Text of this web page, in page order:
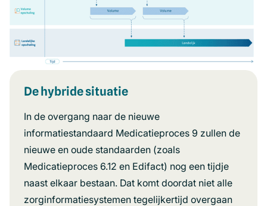
De hybride situatie
In de overgang naar de nieuwe
informatiestandaard Medicatieproces 9 zullen de
nieuwe en oude standaarden (zoals
Medicatieproces 6.12 en Edifact) nog een tijdje
naast elkaar bestaan. Dat komt doordat niet alle
zorginformatiesystemen tegelijkertijd overgaan